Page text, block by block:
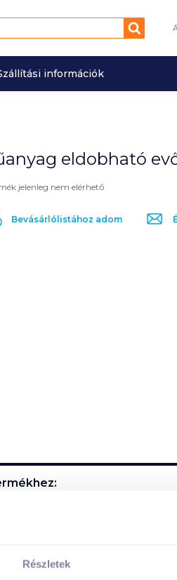
Részletek
Keresés
információk
eldobható
jelenleg nem elérhető
Bevásárlólistához adom